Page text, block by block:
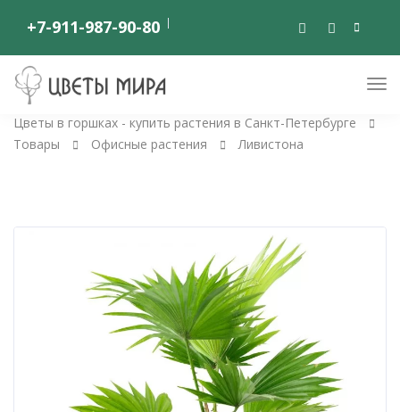
+7-911-987-90-80
Цветы в горшках - купить растения в Санкт-Петербурге
Товары
Офисные растения Ливистона